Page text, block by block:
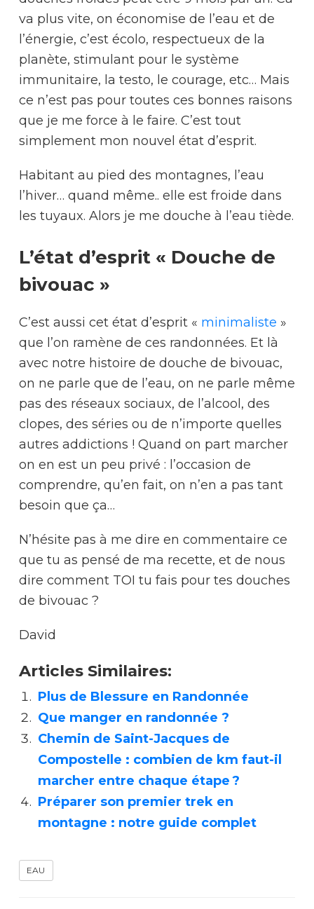
va plus vite, on économise de l’eau et de
l’énergie, c’est écolo, respectueux de la
planète, stimulant pour le système
immunitaire, la testo, le courage, etc… Mais
ce n’est pas pour toutes ces bonnes raisons
que je me force à le faire. C’est tout
simplement mon nouvel état d’esprit.
Habitant au pied des montagnes, l’eau
l’hiver… quand même.. elle est froide dans
les tuyaux. Alors je me douche à l’eau tiède.
L’état d’esprit « Douche de
bivouac »
C’est aussi cet état d’esprit « minimaliste »
que l’on ramène de ces randonnées. Et là
avec notre histoire de douche de bivouac,
on ne parle que de l’eau, on ne parle même
pas des réseaux sociaux, de l’alcool, des
clopes, des séries ou de n’importe quelles
autres addictions ! Quand on part marcher
on en est un peu privé : l’occasion de
comprendre, qu’en fait, on n’en a pas tant
besoin que ça…
N’hésite pas à me dire en commentaire ce
que tu as pensé de ma recette, et de nous
dire comment TOI tu fais pour tes douches
de bivouac ?
David
Articles Similaires:
Plus de Blessure en Randonnée
Que manger en randonnée ?
Chemin de Saint-Jacques de
Compostelle : combien de km faut-il
marcher entre chaque étape ?
Préparer son premier trek en
montagne : notre guide complet
EAU